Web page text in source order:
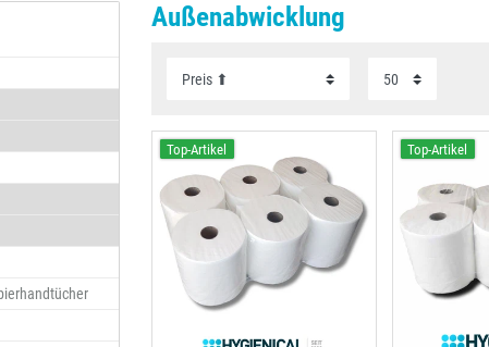
Außenabwicklung
Top-Artikel Top-Artikel